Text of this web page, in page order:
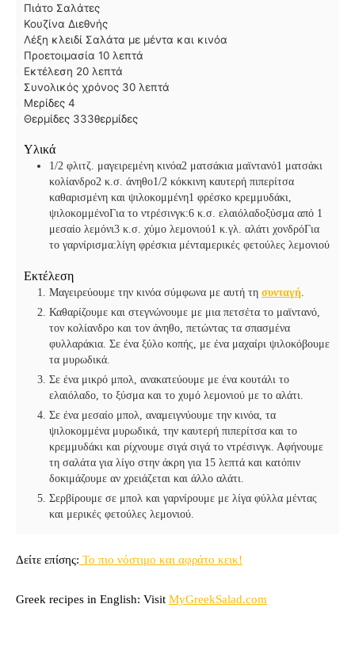
Πιάτο Σαλάτες
Κουζίνα Διεθνής
Λέξη κλειδί Σαλάτα με μέντα και κινόα
Προετοιμασία 10λ
ε
π
ά
λεπτά
Εκτέλεση 20λ
ε
τ
λεπτά
Συνολικός χρόνος 30λ
π
λεπτά
Μερίδες 4
Θερμίδες 333θερμίδες
Υλικά
1/2 φλιτζ. μαγειρεμένη κινόα2 ματσάκια μαϊντανό1 ματσάκι
κολίανδρο2 κ.σ. άνηθο1/2 κόκκινη καυτερή πιπερίτσα
καθαρισμένη και ψιλοκομμένη1 φρέσκο κρεμμυδάκι,
ψιλοκομμένοΓια το ντρέσινγκ:6 κ.σ. ελαιόλαδοξύσμα από 1
μεσαίο λεμόνι3 κ.σ. χύμο λεμονιού1 κ.γλ. αλάτι χονδρόΓια
το γαρνίρισμα:λίγη φρέσκια μένταμερικές φετούλες λεμονιού
Εκτέλεση
Μαγειρεύουμε την κινόα σύμφωνα με αυτή τη συνταγή.
Καθαρίζουμε και στεγνώνουμε με μια πετσέτα το μαϊντανό,
τον κολίανδρο και τον άνηθο, πετώντας τα σπασμένα
φυλλαράκια. Σε ένα ξύλο κοπής, με ένα μαχαίρι ψιλοκόβουμε
τα μυρωδικά.
Σε ένα μικρό μπολ, ανακατεύουμε με ένα κουτάλι το
ελαιόλαδο, το ξύσμα και το χυμό λεμονιού με το αλάτι.
Σε ένα μεσαίο μπολ, αναμειγνύουμε την κινόα, τα
ψιλοκομμένα μυρωδικά, την καυτερή πιπερίτσα και το
κρεμμυδάκι και ρίχνουμε σιγά σιγά το ντρέσινγκ. Αφήνουμε
τη σαλάτα για λίγο στην άκρη για 15 λεπτά και κατόπιν
δοκιμάζουμε αν χρειάζεται και άλλο αλάτι.
Σερβίρουμε σε μπολ και γαρνίρουμε με λίγα φύλλα μέντας
και μερικές φετούλες λεμονιού.
Δείτε επίσης: Το πιο νόστιμο και αφράτο κεικ!
Greek recipes in English: Visit MyGreekSalad.com